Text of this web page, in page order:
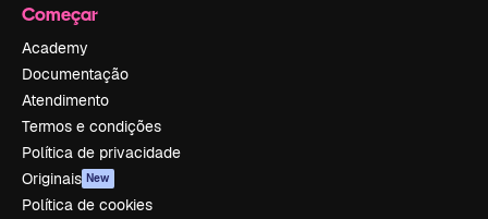
Começar
Academy
Documentação
Atendimento
Termos e condições
Política de privacidade
Originais New
Política de cookies